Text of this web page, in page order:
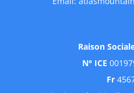
Raison
N° ICE
Fr